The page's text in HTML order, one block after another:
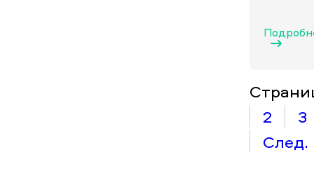
2
3
След.